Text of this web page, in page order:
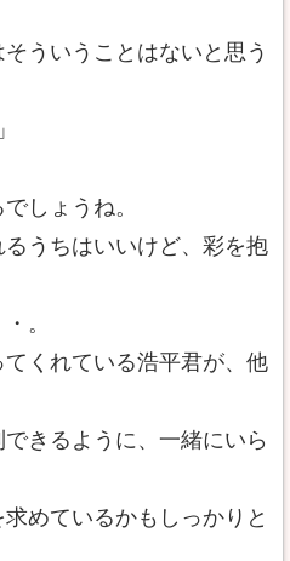
ういうことはないと思う
しょうね。
うちはいいけど、彩を抱
。
くれている浩平君が、他
きるように、一緒にいら
めているかもしっかりと